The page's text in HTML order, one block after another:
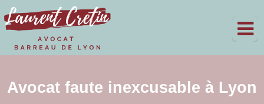
Avocat faute inexcusable à Lyon